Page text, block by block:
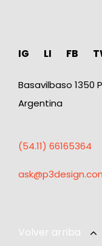
IG LI FB
Basavilbaso 1350
Argentina
(54.11) 66165364
Volver arriba